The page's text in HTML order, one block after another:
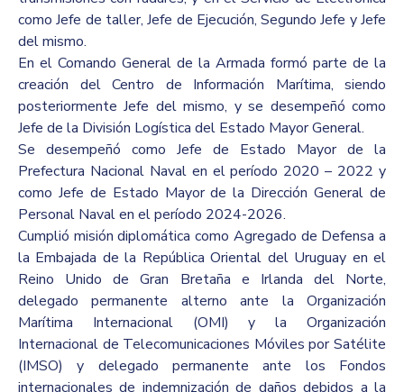
como Jefe de taller, Jefe de Ejecución, Segundo Jefe y Jefe
del mismo.
En el Comando General de la Armada formó parte de la
creación del Centro de Información Marítima, siendo
posteriormente Jefe del mismo, y se desempeñó como
Jefe de la División Logística del Estado Mayor General.
Se desempeñó como Jefe de Estado Mayor de la
Prefectura Nacional Naval en el período 2020 – 2022 y
como Jefe de Estado Mayor de la Dirección General de
Personal Naval en el período 2024-2026.
Cumplió misión diplomática como Agregado de Defensa a
la Embajada de la República Oriental del Uruguay en el
Reino Unido de Gran Bretaña e Irlanda del Norte,
delegado permanente alterno ante la Organización
Marítima Internacional (OMI) y la Organización
Internacional de Telecomunicaciones Móviles por Satélite
(IMSO) y delegado permanente ante los Fondos
internacionales de indemnización de daños debidos a la